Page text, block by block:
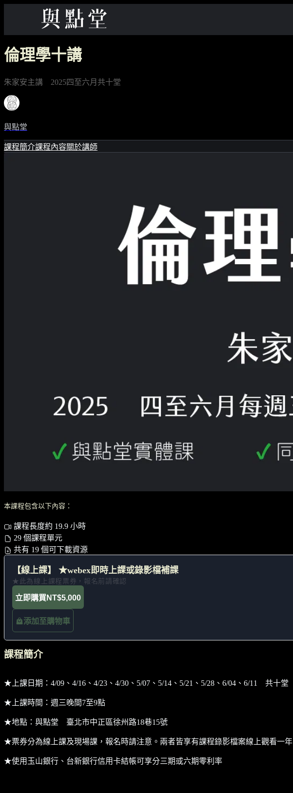
倫理學十講
朱家安主講 2025四至六月共十堂
與點堂
課程簡介課程內容關於講師
本課程包含以下內容：
課程長度約 19.9 小時
29 個課程單元
共有 19 個可下載資源
【線上課】 ★webex即時上課或錄影檔補課
★此為線上課程票券，報名前請確認
立即購買 NT$5,000
添加至購物車
課程簡介
★上課日期：4/09、4/16、4/23、4/30、5/07、5/14、5/21、5/28、6/04、6/11 共十堂
★上課時間：週三晚間7至9點
★地點：與點堂 臺北市中正區徐州路18巷15號
★票券分為線上課及現場課，報名時請注意。兩者皆享有課程錄影檔案線上觀看一年
★使用玉山銀行、台新銀行信用卡結帳可享分三期或六期零利率